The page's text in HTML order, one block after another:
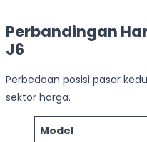
Perbandingan
J6
Perbedaan posisi pasar
sektor harga.
Model